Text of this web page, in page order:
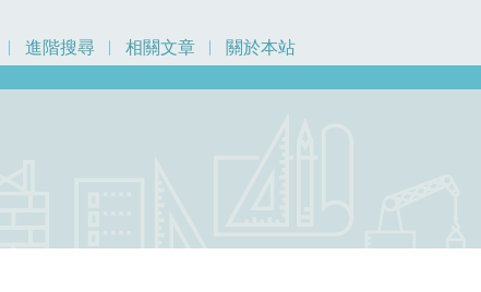
進階搜尋 相關文章 關於本站